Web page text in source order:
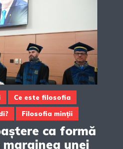
Ce este filosofia
Filosofia minții
ca formă
marginea unei